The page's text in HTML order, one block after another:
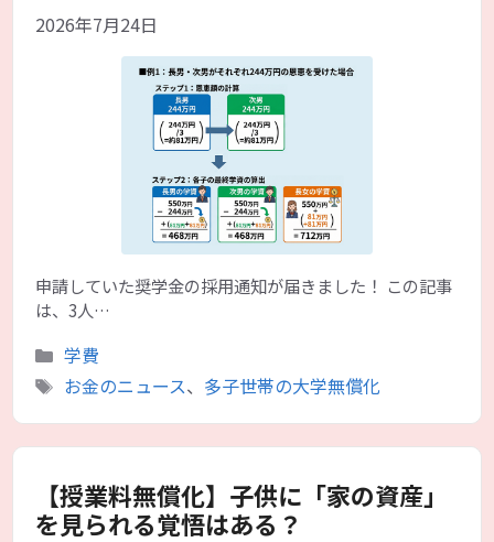
2026年7月24日
申請していた奨学金の採用通知が届きました！ この記事
は、3人…
カ
テ
リ
学費
タ
お金のニュース、 多子世帯の大学無償化
【授業料無償化】子供に「家の資産」
を見られる覚悟はある？